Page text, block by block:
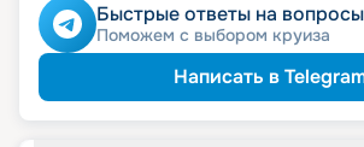
Быстрые ответы на вопросы
Поможем с выбором круиза
Написать в